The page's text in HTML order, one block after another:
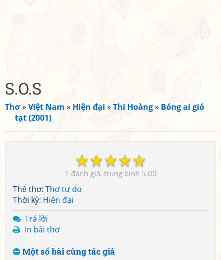
S.O.S
Thơ»Việt Nam » Hiện đại »Thi Hoàng» Bóng ai gió
tạt (2001)
☆
☆
☆
☆
☆
1 5.00
Thể thơ: Thơ tự do
Thời kỳ: Hiện đại
Trả lời
In bài thơ
Một số bài cùng tác giả